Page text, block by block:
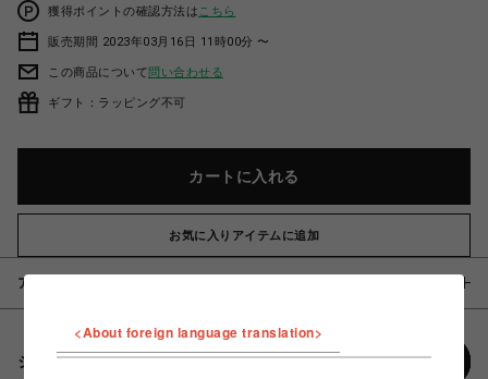
獲得ポイントの確認方法は こちら
販売期間 2023年03月16日 11時00分 〜
この商品について問い合わせる
ギフト：ラッピング不可
カートに入れる
お気に入りアイテムに追加
アイテム説明 / 素材
シェアする
<About foreign language translation>